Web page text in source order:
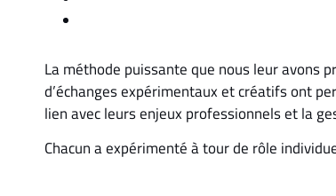
La méthode puissante que nous leur avons
d’échanges expérimentaux et créatifs ont
lien avec leurs enjeux professionnels et la
Chacun a expérimenté à tour de rôle